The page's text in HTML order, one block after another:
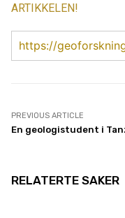
ARTIKKELEN!
https://
PREVIOUS ARTICLE
En geologistudent i
RELATERTE SAKER